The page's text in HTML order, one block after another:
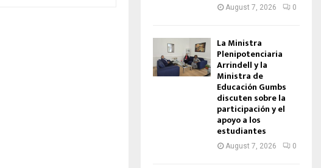
August 7, 2026 0
La Ministra
Plenipotenciaria
Arrindell y la
Ministra de
Educación Gumbs
discuten sobre la
participación y el
apoyo a los
estudiantes
August 7, 2026 0